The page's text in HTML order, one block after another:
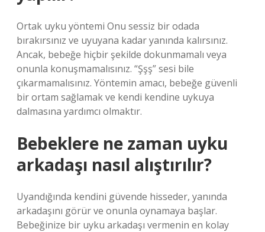
Ortak uyku yöntemi Onu sessiz bir odada
bırakırsınız ve uyuyana kadar yanında kalırsınız.
Ancak, bebeğe hiçbir şekilde dokunmamalı veya
onunla konuşmamalısınız. “Şşş” sesi bile
çıkarmamalısınız. Yöntemin amacı, bebeğe güvenli
bir ortam sağlamak ve kendi kendine uykuya
dalmasına yardımcı olmaktır.
Bebeklere ne zaman uyku
arkadaşı nasıl alıştırılır?
Uyandığında kendini güvende hisseder, yanında
arkadaşını görür ve onunla oynamaya başlar.
Bebeğinize bir uyku arkadaşı vermenin en kolay